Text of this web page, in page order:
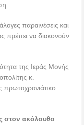
παραινέσεις και
πρέπει να διακονούν
της Ιεράς Μονής
κ.
πρωτοχρονιάτικο
στον ακόλουθο